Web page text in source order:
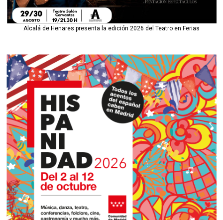
Alcalá de Henares presenta la edición 2026 del Teatro en Ferias